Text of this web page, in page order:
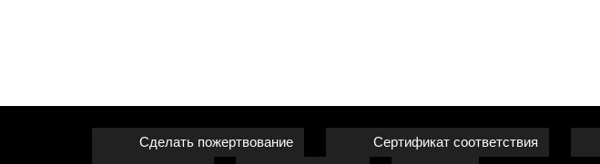
Сделать пожертвование Сертификат соответствия